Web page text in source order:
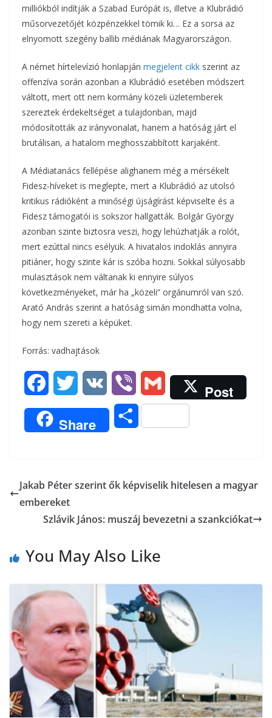
milliókból indítják a Szabad Európát is, illetve a Klubrádió
műsorvezetőjét közpénzekkel tömik ki… Ez a sorsa az
elnyomott szegény ballib médiának Magyarországon.
A német hírtelevízió honlapján megjelent cikk szerint az
offenzíva során azonban a Klubrádió esetében módszert
váltott, mert ott nem kormány közeli üzletemberek
szereztek érdekeltséget a tulajdonban, majd
módosították az irányvonalat, hanem a hatóság járt el
brutálisan, a hatalom meghosszabbított karjaként.
A Médiatanács fellépése alighanem még a mérsékelt
Fidesz-híveket is meglepte, mert a Klubrádió az utolsó
kritikus rádióként a minőségi újságírást képviselte és a
Fidesz támogatói is sokszor hallgatták. Bolgár György
azonban szinte biztosra veszi, hogy lehúzhatják a rolót,
mert ezúttal nincs esélyük. A hivatalos indoklás annyira
pitiáner, hogy szinte kár is szóba hozni. Sokkal súlyosabb
mulasztások nem váltanak ki ennyire súlyos
következményeket, már ha „közeli” orgánumról van szó.
Arató András szerint a hatóság simán mondhatta volna,
hogy nem szereti a képüket.
Forrás: vadhajtások
a
c
b
o
k
w
i
t
r
K
i
b
r
m
a
l
Post
Share
O
z
a
e
g
Jakab Péter szerint ők képviselik hitelesen a magyar
embereket
Szlávik János: muszáj bevezetni a szankciókat
You May Also Like